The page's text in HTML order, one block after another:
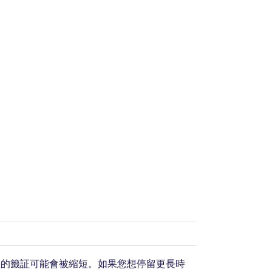
籤証可能會被縮短。如果您想停留更長時